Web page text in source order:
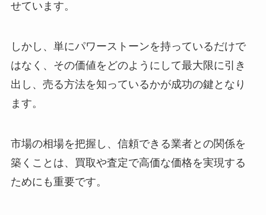
せています。
しかし、単にパワーストーンを持っているだけで
はなく、その価値をどのようにして最大限に引き
出し、売る方法を知っているかが成功の鍵となり
ます。
市場の相場を把握し、信頼できる業者との関係を
築くことは、買取や査定で高価な価格を実現する
ためにも重要です。